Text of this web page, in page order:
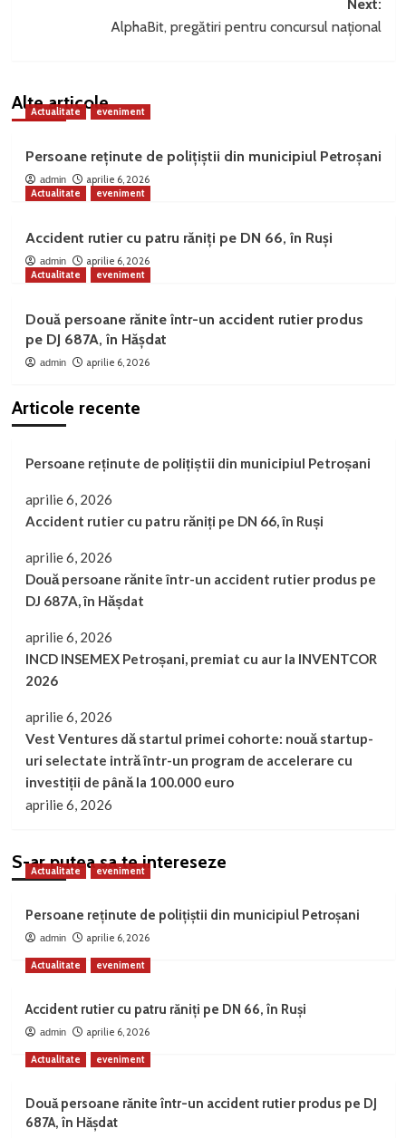
Next:
AlphaBit, pregătiri pentru concursul național
Alte articole
Actualitate eveniment
Persoane reținute de polițiștii din municipiul Petroșani
admin
aprilie 6, 2026
Actualitate
eveniment
Accident rutier cu patru răniți pe DN 66, în Ruși
admin
aprilie 6, 2026
Actualitate
eveniment
Două persoane rănite într-un accident rutier produs
pe DJ 687A, în Hășdat
admin aprilie 6, 2026
Articole recente
Persoane reținute de polițiștii din municipiul Petroșani
aprilie 6, 2026
Accident rutier cu patru răniți pe DN 66, în Ruși
aprilie 6, 2026
Două persoane rănite într-un accident rutier produs pe
DJ 687A, în Hășdat
aprilie 6, 2026
INCD INSEMEX Petroșani, premiat cu aur la INVENTCOR
2026
aprilie 6, 2026
Vest Ventures dă startul primei cohorte: nouă startup-
uri selectate intră într-un program de accelerare cu
investiții de până la 100.000 euro
aprilie 6, 2026
S-ar putea sa te intereseze
Actualitate eveniment
Persoane reținute de polițiștii din municipiul Petroșani
admin aprilie 6, 2026
Actualitate eveniment
Accident rutier cu patru răniți pe DN 66, în Ruși
admin aprilie 6, 2026
Actualitate eveniment
Două persoane rănite într-un accident rutier produs pe DJ
687A, în Hășdat